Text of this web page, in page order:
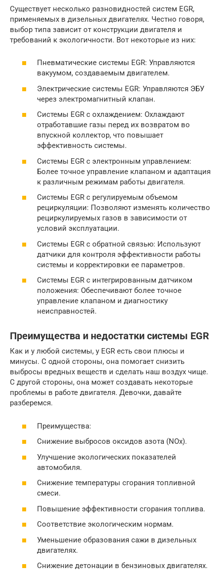
Существует несколько разновидностей систем EGR,
применяемых в дизельных двигателях. Честно говоря,
выбор типа зависит от конструкции двигателя и
требований к экологичности. Вот некоторые из них:
Пневматические системы EGR: Управляются
вакуумом, создаваемым двигателем.
Электрические системы EGR: Управляются ЭБУ
через электромагнитный клапан.
Системы EGR с охлаждением: Охлаждают
отработавшие газы перед их возвратом во
впускной коллектор, что повышает
эффективность системы.
Системы EGR с электронным управлением:
Более точное управление клапаном и адаптация
к различным режимам работы двигателя.
Системы EGR с регулируемым объемом
рециркуляции: Позволяют изменять количество
рециркулируемых газов в зависимости от
условий эксплуатации.
Системы EGR с обратной связью: Используют
датчики для контроля эффективности работы
системы и корректировки ее параметров.
Системы EGR с интегрированным датчиком
положения: Обеспечивают более точное
управление клапаном и диагностику
неисправностей.
Преимущества и недостатки системы EGR
Как и у любой системы, у EGR есть свои плюсы и
минусы. С одной стороны, она помогает снизить
выбросы вредных веществ и сделать наш воздух чище.
С другой стороны, она может создавать некоторые
проблемы в работе двигателя. Девочки, давайте
разберемся.
Преимущества:
Снижение выбросов оксидов азота (NOx).
Улучшение экологических показателей
автомобиля.
Снижение температуры сгорания топливной
смеси.
Повышение эффективности сгорания топлива.
Соответствие экологическим нормам.
Уменьшение образования сажи в дизельных
двигателях.
Снижение детонации в бензиновых двигателях.